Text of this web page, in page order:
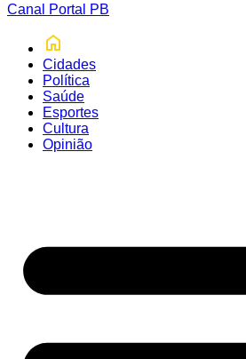
Canal Portal PB
Cidades
Política
Saúde
Esportes
Cultura
Opinião